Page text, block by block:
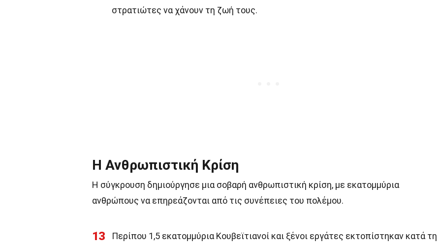
στρατιώτες να χάνουν τη ζωή τους.
Η Ανθρωπιστική Κρίση
Η σύγκρουση δημιούργησε μια σοβαρή ανθρωπιστική κρίση, με εκατομμύρια
ανθρώπους να επηρεάζονται από τις συνέπειες του πολέμου.
13
Περίπου 1,5 εκατομμύρια Κουβεϊτιανοί και ξένοι εργάτες εκτοπίστηκαν κατά τη